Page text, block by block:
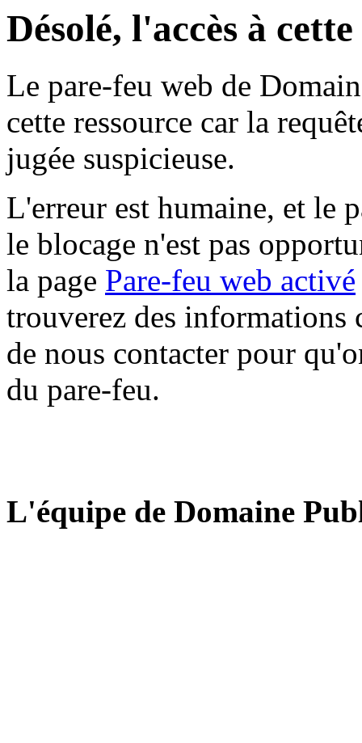
Désolé, l'accès à
Le pare-feu web de
cette ressource car la
jugée suspicieuse.
L'erreur est humaine, et le
le blocage n'est pas
la page Pare-feu web activé
trouverez des informations
de nous contacter pour
du pare-feu.
L'équipe de Domaine